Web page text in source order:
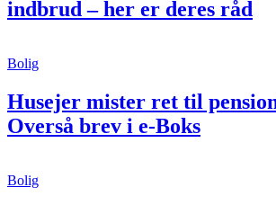
indbrud – her er deres råd
Bolig
Husejer mister ret til
Overså brev i e-Boks
Bolig